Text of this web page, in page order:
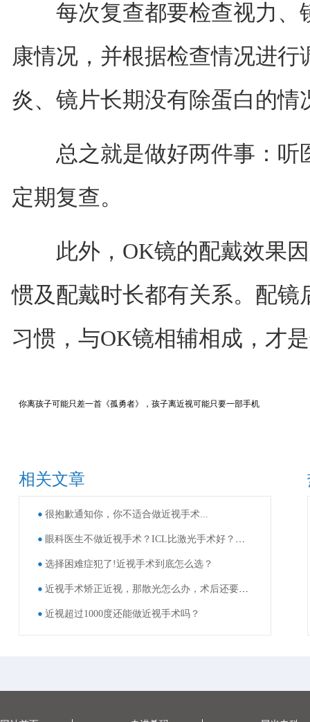
每次复查都要检查视力、
康情况，并根据检查情况进
炎、镜片长期没有除蛋白的情
总之就是做好两件事：听
定期复查。
此外，OK镜的配戴效果因
惯及配戴时长都有关系。配
习惯，与OK镜相辅相成，才
你离孩子可能只差一首《孤勇者》，孩子离近视可能只要一部手机
相关文章
很抱歉通知你，你不适合做近视手术...
眼科医生不做近视手术？ICL比激光手术好？这些近视手术谣言，别再信了！
选择困难症犯了!近视手术到底怎么选？
近视手术矫正近视，那散光怎么办，术后还要戴眼镜吗？
近视超过1000度还能做近视手术吗？